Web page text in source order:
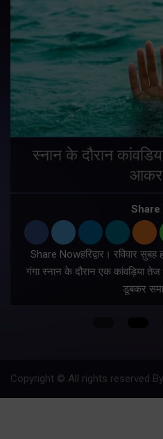
स्नान के दौरान
आकर
Share
Share Nowहरिद्वार। रविवार
गंगा स्नान के दौरान एक कांवड़िया
डूबकर